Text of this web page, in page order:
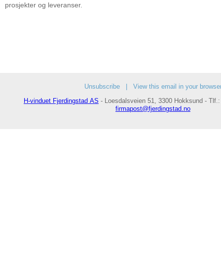
prosjekter og leveranser.
Unsubscribe
View this email in your
H-vinduet Fjerdingstad AS - Loesdalsveien 51, 3300 Hokksund -
firmapost@fjerdingstad.no